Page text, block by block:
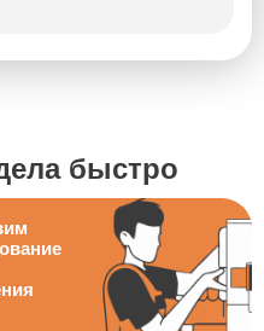
быстро